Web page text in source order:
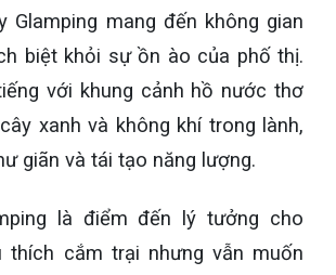
Glamping mang đến không gian
biệt khỏi sự ồn ào của phố thị.
với khung cảnh hồ nước thơ
xanh và không khí trong lành,
giãn và tái tạo năng lượng.
là điểm đến lý tưởng cho
thích cắm trại nhưng vẫn muốn